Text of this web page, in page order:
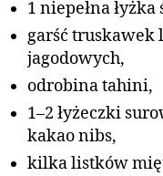
1 niepełna łyżka
garść truskawek
jagodowych,
odrobina tahini,
1–2 łyżeczki
kakao nibs,
kilka listków